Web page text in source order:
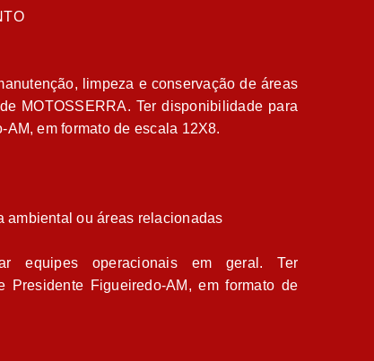
limpeza e conservação de áreas
MOTOSSERRA. Ter disponibilidade para
em formato de escala 12X8.
ambiental ou áreas relacionadas
equipes operacionais em geral. Ter
Figueiredo-AM, em formato de